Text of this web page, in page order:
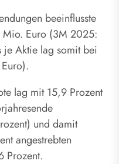
beeinflusste
Mio. Euro (3M 2025:
Aktie lag somit bei
lag mit 15,9 Prozent
und damit
angestrebten
Prozent.